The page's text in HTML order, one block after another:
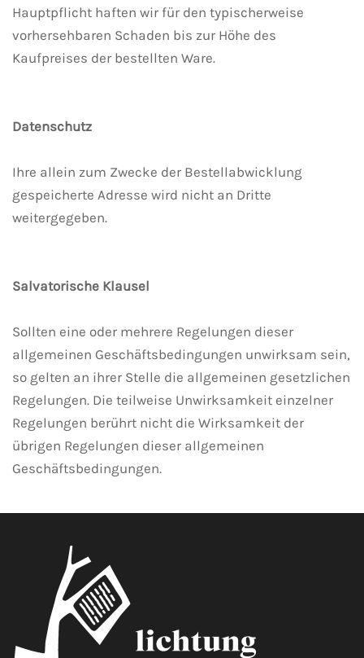
Hauptpflicht haften wir für den typischerweise
vorhersehbaren Schaden bis zur Höhe des
Kaufpreises der bestellten Ware.
Datenschutz
Ihre allein zum Zwecke der Bestellabwicklung
gespeicherte Adresse wird nicht an Dritte
weitergegeben.
Salvatorische Klausel
Sollten eine oder mehrere Regelungen dieser
allgemeinen Geschäftsbedingungen unwirksam sein,
so gelten an ihrer Stelle die allgemeinen gesetzlichen
Regelungen. Die teilweise Unwirksamkeit einzelner
Regelungen berührt nicht die Wirksamkeit der
übrigen Regelungen dieser allgemeinen
Geschäftsbedingungen.